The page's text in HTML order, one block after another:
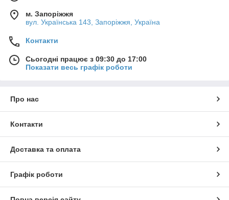
м. Запоріжжя
вул. Українська 143, Запоріжжя, Україна
Контакти
Сьогодні працює з 09:30 до 17:00
Показати весь графік роботи
Про нас
Контакти
Доставка та оплата
Графік роботи